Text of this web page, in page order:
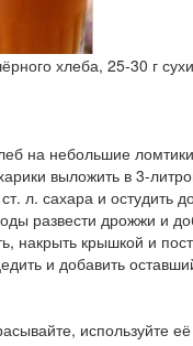
хлеба, 25-30 г
на небольшие
выложить в 3-
л. сахара и остудить
развести дрожжи и
накрыть крышкой и
и добавить
используйте